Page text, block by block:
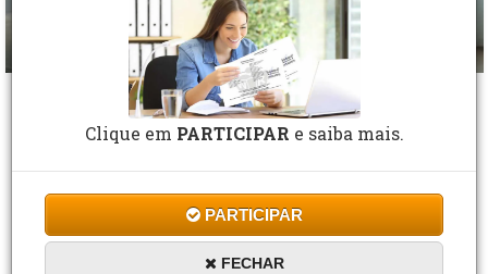
CURSO GRÁTIS DE RADIOFREQUÊNCIA
NO TRATAMENTO DA FLACIDEZ
3 Estrelas de 100 Avaliações
CF Cursos Cursos
10 a 60 horas
Clique em PARTICIPAR e saiba mais.
PARTICIPAR
FECHAR